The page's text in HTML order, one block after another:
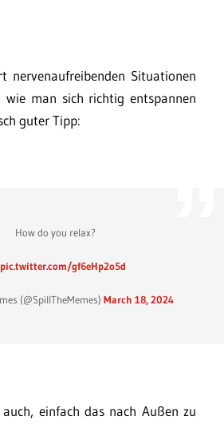
nervenaufreibenden Situationen
wie man sich richtig entspannen
guter Tipp:
How do you relax?
pic.twitter.com/gf6eHp2o5d
(@SpillTheMemes)March 18, 2024
einfach das nach Außen zu